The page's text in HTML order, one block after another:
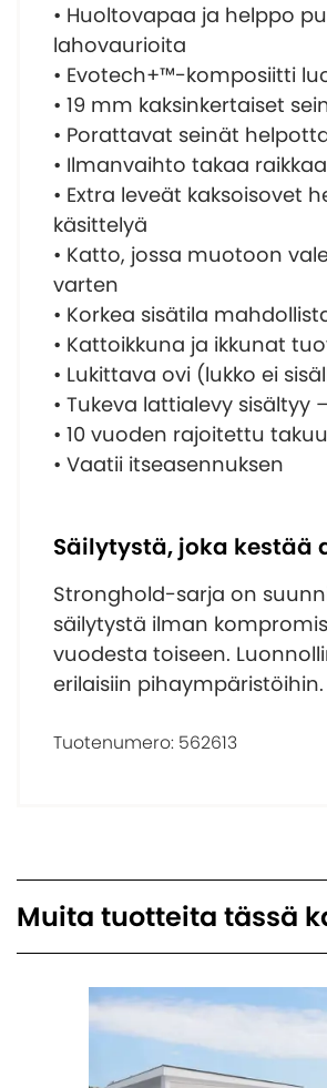
• Huoltovapaa ja helppo
lahovaurioita
• Evotech+™-komposiitti
• 19 mm kaksinkertaiset
• Porattavat seinät
• Ilmanvaihto takaa
• Extra leveät kaksoisovet
käsittelyä
• Katto, jossa muotoon
varten
• Korkea sisätila
• Kattoikkuna ja ikkunat
• Lukittava ovi (lukko ei
• Tukeva lattialevy
• 10 vuoden rajoitettu takuu
• Vaatii itseasennuksen
Säilytystä, joka kestää
Stronghold-sarja on
säilytystä ilman
vuodesta toiseen.
erilaisiin pihaympäristöihin.
Tuotenumero: 562613
Muita tuotteita tässä